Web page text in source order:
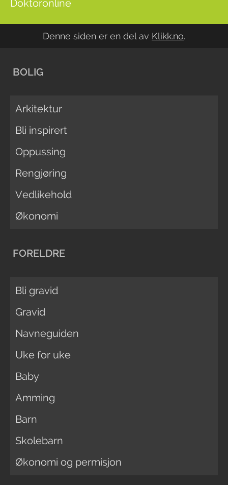
Doktoronline
Denne siden er en del av Klikk.no.
BOLIG
Arkitektur
Bli inspirert
Oppussing
Rengjøring
Vedlikehold
Økonomi
FORELDRE
Bli gravid
Gravid
Navneguiden
Uke for uke
Baby
Amming
Barn
Skolebarn
Økonomi og permisjon